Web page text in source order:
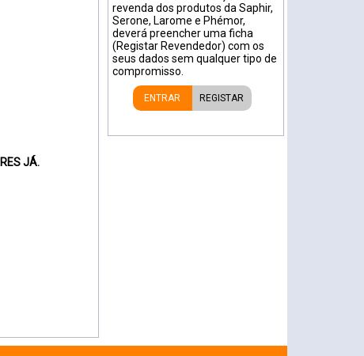
JÁ.
revenda dos produtos da Saphir,
Serone, Larome e Phémor,
deverá preencher uma ficha
(Registar Revendedor) com os
seus dados sem qualquer tipo de
compromisso.
ENTRAR REGISTAR